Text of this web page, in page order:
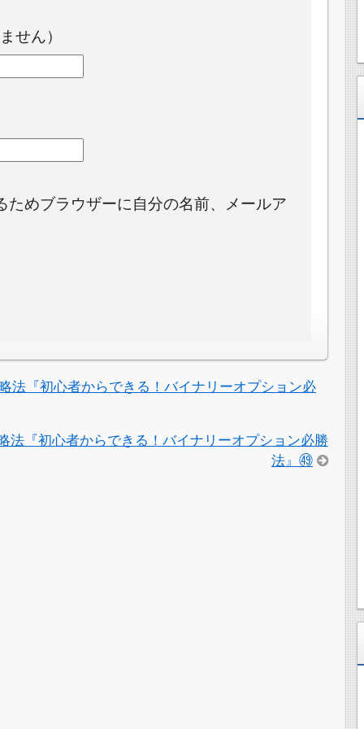
せん）
ためブラウザーに自分の名前、メールア
『初心者からできる！バイナリーオプション必
『初心者からできる！バイナリーオプション必勝
法』㊾